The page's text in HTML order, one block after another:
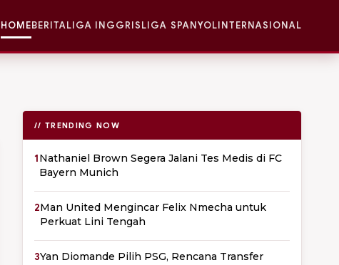
HOMEBERITALIGA INGGRISLIGA SPANYOLINTERNASIONAL
// TRENDING NOW
1Nathaniel Brown Segera Jalani Tes Medis di FC
Bayern Munich
2Man United Mengincar Felix Nmecha untuk
Perkuat Lini Tengah
3Yan Diomande Pilih PSG, Rencana Transfer